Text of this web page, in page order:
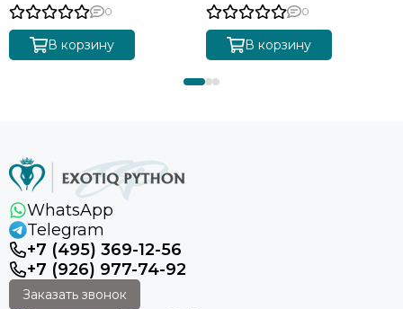
0
В корзину
0
В корзину
WhatsApp
Telegram
+7 (495) 369-12-56
+7 (926) 977-74-92
Заказать звонок